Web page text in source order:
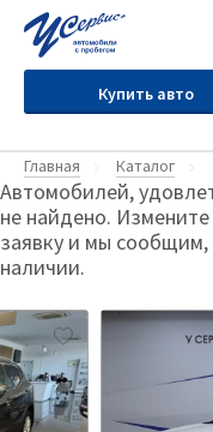
Купить авто
Главная Каталог
Автомобилей,
не найдено.
заявку и мы сообщим,
наличии.